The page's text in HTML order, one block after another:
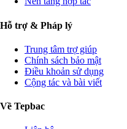
Hỗ trợ & Pháp lý
Trung tâm trợ giúp
Chính sách bảo mật
Điều khoản sử dụng
Cộng tác và bài viết
Về Tepbac